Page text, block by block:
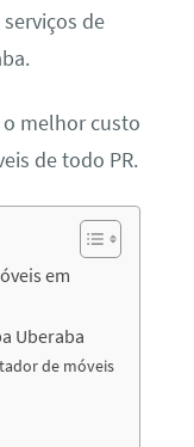
de
melhor custo
de todo PR.
em
Uberaba
de móveis